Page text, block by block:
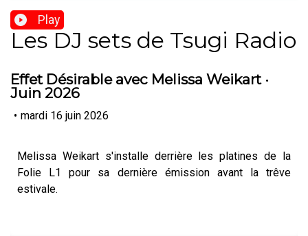
Play
Les DJ sets de Tsugi Radio
Effet Désirable avec Melissa Weikart ·
Juin 2026
• mardi 16 juin 2026
Melissa Weikart s'installe derrière les platines de la
Folie L1 pour sa dernière émission avant la trêve
estivale.